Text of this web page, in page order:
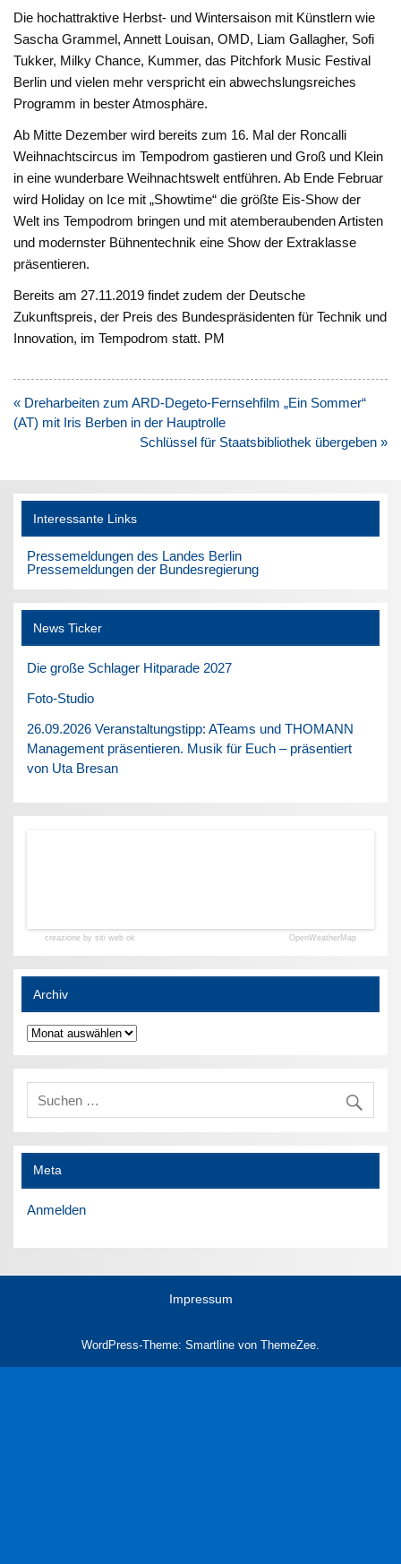
Die hochattraktive Herbst- und Wintersaison mit Künstlern wie
Sascha Grammel, Annett Louisan, OMD, Liam Gallagher, Sofi
Tukker, Milky Chance, Kummer, das Pitchfork Music Festival
Berlin und vielen mehr verspricht ein abwechslungsreiches
Programm in bester Atmosphäre.
Ab Mitte Dezember wird bereits zum 16. Mal der Roncalli
Weihnachtscircus im Tempodrom gastieren und Groß und Klein
in eine wunderbare Weihnachtswelt entführen. Ab Ende Februar
wird Holiday on Ice mit „Showtime“ die größte Eis-Show der
Welt ins Tempodrom bringen und mit atemberaubenden Artisten
und modernster Bühnentechnik eine Show der Extraklasse
präsentieren.
Bereits am 27.11.2019 findet zudem der Deutsche
Zukunftspreis, der Preis des Bundespräsidenten für Technik und
Innovation, im Tempodrom statt. PM
Beitragsnavigation
« Dreharbeiten zum ARD-Degeto-Fernsehfilm „Ein Sommer“
(AT) mit Iris Berben in der Hauptrolle
Schlüssel für Staatsbibliothek übergeben »
Interessante Links
Pressemeldungen des Landes Berlin
Pressemeldungen der Bundesregierung
News Ticker
Die große Schlager Hitparade 2027
Foto-Studio
26.09.2026 Veranstaltungstipp: ATeams und THOMANN
Management präsentieren. Musik für Euch – präsentiert
von Uta Bresan
creazione by siti web ok OpenWeatherMap
Archiv
Archiv
Meta
Anmelden
Impressum
WordPress-Theme: Smartline von ThemeZee.